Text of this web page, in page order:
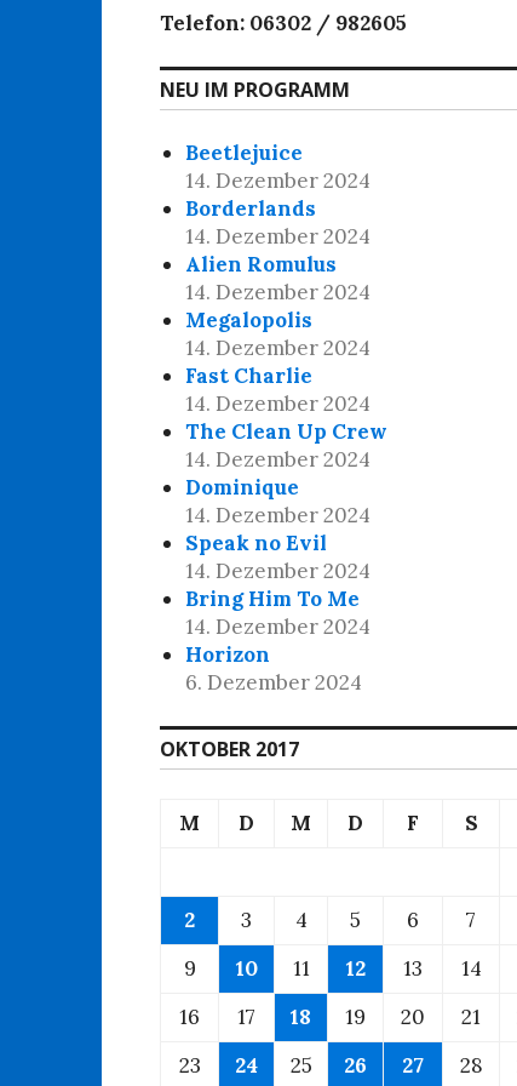
Telefon: 06302 / 982605
NEU IM PROGRAMM
Beetlejuice
14. Dezember 2024
Borderlands
14. Dezember 2024
Alien Romulus
14. Dezember 2024
Megalopolis
14. Dezember 2024
Fast Charlie
14. Dezember 2024
The Clean Up Crew
14. Dezember 2024
Dominique
14. Dezember 2024
Speak no Evil
14. Dezember 2024
Bring Him To Me
14. Dezember 2024
Horizon
6. Dezember 2024
OKTOBER 2017
M D M D F S
2
3 4 5 6 7
9
10 11 12 13 14
16
17 18 19 20 21
23
24 25 26 27 28